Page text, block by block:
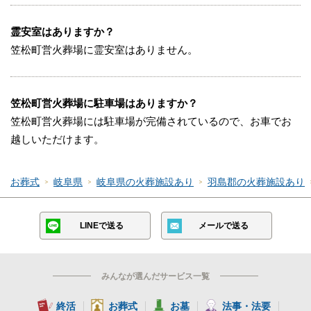
霊安室はありますか？
笠松町営火葬場に霊安室はありません。
笠松町営火葬場に駐車場はありますか？
笠松町営火葬場には駐車場が完備されているので、お車でお
越しいただけます。
お葬式 岐阜県 岐阜県の火葬施設あり 羽島郡の火葬施設あり
LINEで送る メールで送る
みんなが選んだサービス一覧
終活 お葬式 お墓 法事・法要